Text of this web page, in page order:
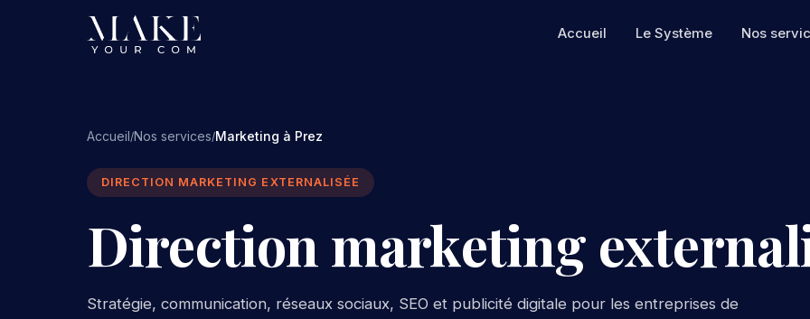
Accueil Le Système Nos
Accueil/Nos services/Marketing à Prez
DIRECTION MARKETING EXTERNALISÉE
Direction marketing
Stratégie, communication, réseaux sociaux, SEO et publicité digitale pour les entreprises de